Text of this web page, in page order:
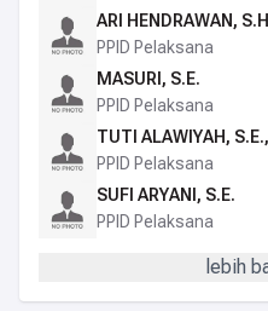
ARI HENDRAWAN,
PPID Pelaksana
MASURI, S.E.
PPID Pelaksana
TUTI ALAWIYAH,
PPID Pelaksana
SUFI ARYANI, S.E.
PPID Pelaksana
lebih